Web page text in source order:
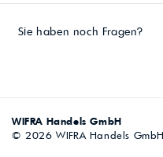
Sie haben noch Fragen?
WIFRA Handels GmbH
© 2026 WIFRA Handels GmbH